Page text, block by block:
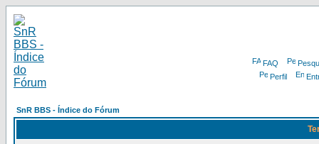
FAQ
Perfil
SnR BBS - Índice do Fórum